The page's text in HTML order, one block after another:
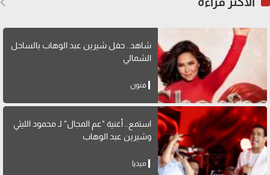
شاهد.. حفل شيرين عبد الوهاب بالساحل
الشمالي
فنون
استمع.. أغنية "عم المجال" لـ محمود الليثي
وشيرين عبد الوهاب
ميديا